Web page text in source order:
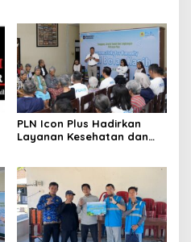
Charging Services PLN
PLN Icon Plus Hadirkan
Layanan Kesehatan dan